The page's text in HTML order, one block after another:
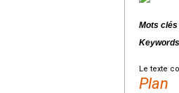
Mots clés
Le texte
Plan